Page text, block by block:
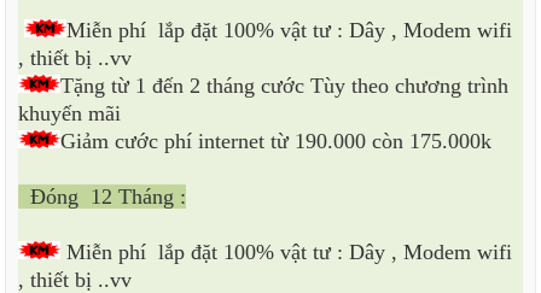
Miễn phí lắp đặt 100% vật tư : Dây , Modem wifi
, thiết bị ..vv
Tặng từ 1 đến 2 tháng cước Tùy theo chương trình
khuyến mãi
Giảm cước phí internet từ 190.000 còn 175.000k
Đóng 12 Tháng :
Miễn phí lắp đặt 100% vật tư : Dây , Modem wifi
, thiết bị ..vv